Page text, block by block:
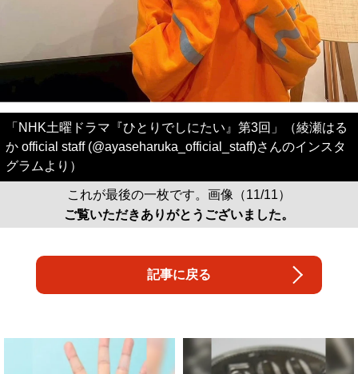
「NHK土曜ドラマ『ひとりでしにたい』第3回」（綾瀬はる
か official staff (@ayaseharuka_official_staff)さんのインスタ
グラムより）
これが最後の一枚です。画像（11/11）
ご覧いただきありがとうございました。
記事に戻る